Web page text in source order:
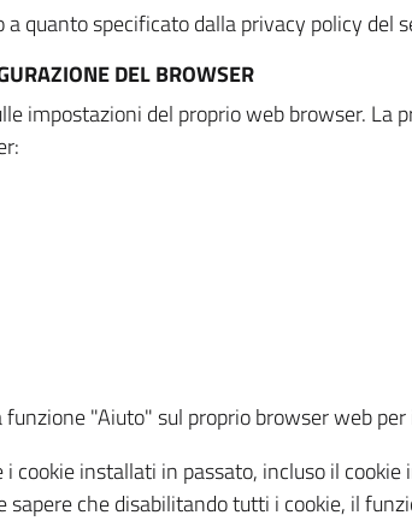
quanto specificato dalla privacy policy del
DEL BROWSER
impostazioni del proprio web browser. La
"Aiuto" sul proprio browser web
installati in passato, incluso il
che disabilitando tutti i cookie, il